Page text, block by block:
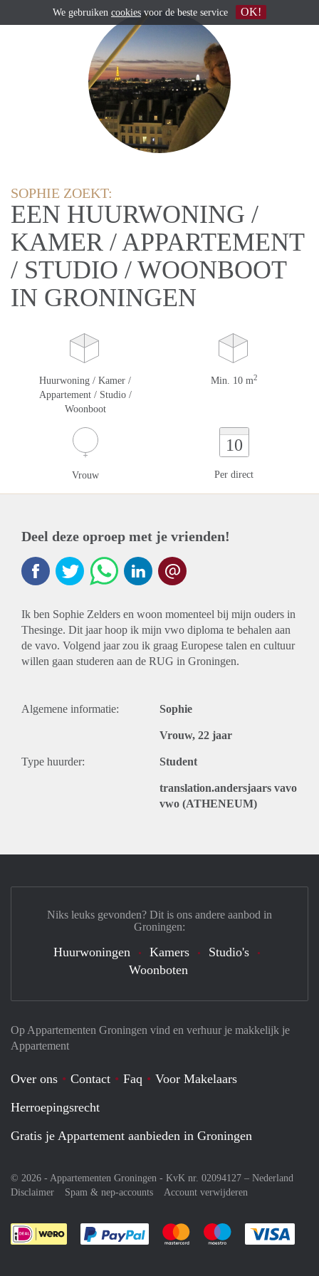
SOPHIE ZOEKT:
EEN HUURWONING /
KAMER / APPARTEMENT
/ STUDIO / WOONBOOT
IN GRONINGEN
Huurwoning / Kamer /
Appartement / Studio /
Woonboot
Min. 10 m2
Vrouw
10
Per direct
Deel deze oproep met je vrienden!
Ik ben Sophie Zelders en woon momenteel bij mijn ouders in
Thesinge. Dit jaar hoop ik mijn vwo diploma te behalen aan
de vavo. Volgend jaar zou ik graag Europese talen en cultuur
willen gaan studeren aan de RUG in Groningen.
Algemene informatie: Sophie
Vrouw, 22 jaar
Type huurder: Student
translation.andersjaars vavo
vwo (ATHENEUM)
Op Appartementen Groningen vind en verhuur je makkelijk je
Appartement
Over ons Contact Faq
Voor Makelaars
Herroepingsrecht
Gratis je Appartement aanbieden in Groningen
© 2026 - Appartementen Groningen - KvK nr. 02094127 – Nederland
Disclaimer
Spam & nep-accounts Account verwijderen
Je rekent gemakkelijk af met Paypal
Je rekent gemakkelijk af met
Je rekent
Niks leuks gevonden? Dit is ons andere aanbod in
Groningen:
Huurwoningen Kamers
Studio's
Woonboten
We gebruiken cookies voor de beste service OK!